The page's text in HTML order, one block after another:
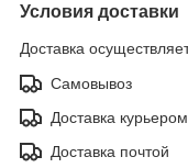
Условия доставки
Доставка
Самовывоз
Доставка курьером
Доставка почтой